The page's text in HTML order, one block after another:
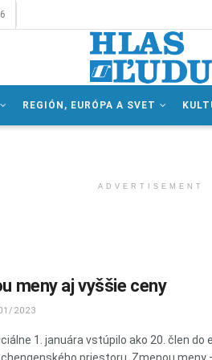
REGIÓN, EURÓPA A SVET
ADVERTISEMENT
meny aj vyššie ceny
2023
1. januára vstúpilo ako 20. člen do